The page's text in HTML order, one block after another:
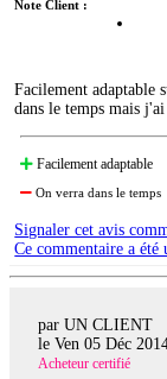
Note Client :
Facilement adaptable
dans le temps mais
Facilement adaptable
On verra dans le temps
Signaler cet avis
Ce commentaire a
par UN CLIENT
le Ven 05 Déc
Acheteur certifié